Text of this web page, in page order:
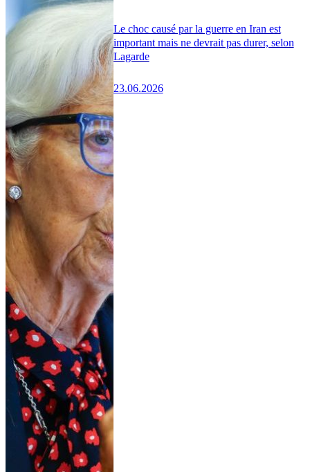
Le choc causé par la guerre en Iran est
important mais ne devrait pas durer, selon
Lagarde
23.06.2026